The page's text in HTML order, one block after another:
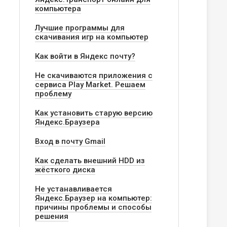
компьютера
Лучшие программы для
скачивания игр на компьютер
Как войти в Яндекс почту?
Не скачиваются приложения с
сервиса Play Market. Решаем
проблему
Как установить старую версию
Яндекс.Браузера
Вход в почту Gmail
Как сделать внешний HDD из
жёсткого диска
Не устанавливается
Яндекс.Браузер на компьютер:
причины проблемы и способы
решения